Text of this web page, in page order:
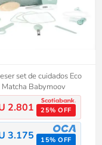
set de cuidados Eco
Matcha Babymoov
2.801 25% OFF
3.175 15% OFF